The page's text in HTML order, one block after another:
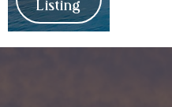
Listing